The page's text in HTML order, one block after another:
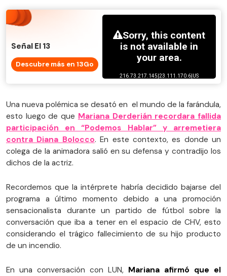
Señal El 13
Descubre más en 13Go
Una nueva polémica se desató en el mundo de la farándula,
esto luego de que Mariana Derderián recordara fallida
participación en “Podemos Hablar” y arremetiera
contra Diana Bolocco. En este contexto, es donde un
colega de la animadora salió en su defensa y contradijo los
dichos de la actriz.
Recordemos que la intérprete habría decidido bajarse del
programa a último momento debido a una promoción
sensacionalista durante un partido de fútbol sobre la
conversación que iba a tener en el espacio de CHV, esto
considerando el trágico fallecimiento de su hijo producto
de un incendio.
En una conversación con LUN, Mariana afirmó que el